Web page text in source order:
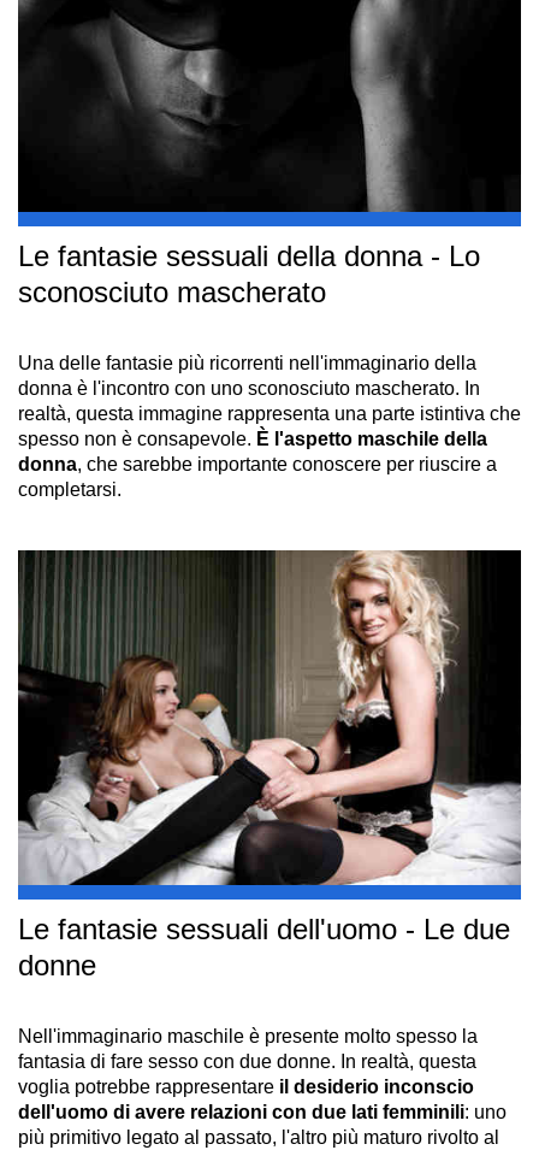
Le fantasie sessuali della donna - Lo
sconosciuto mascherato
Una delle fantasie più ricorrenti nell'immaginario della
donna è l'incontro con uno sconosciuto mascherato. In
realtà, questa immagine rappresenta una parte istintiva che
spesso non è consapevole. È l'aspetto maschile della
donna, che sarebbe importante conoscere per riuscire a
completarsi.
Le fantasie sessuali dell'uomo - Le due
donne
Nell'immaginario maschile è presente molto spesso la
fantasia di fare sesso con due donne. In realtà, questa
voglia potrebbe rappresentare il desiderio inconscio
dell'uomo di avere relazioni con due lati femminili: uno
più primitivo legato al passato, l'altro più maturo rivolto al